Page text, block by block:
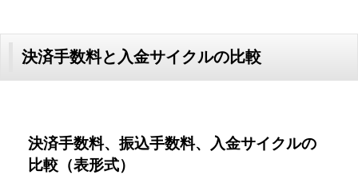
決済手数料と入金サイクルの比較
決済手数料、振込手数料、入金サイクルの
比較（表形式）